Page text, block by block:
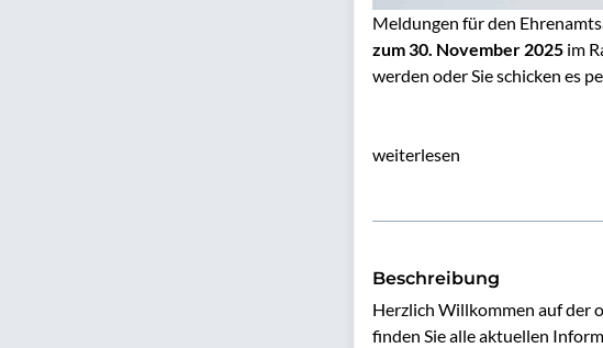
Meldungen für den
zum 30. November 2025 im
werden oder Sie schicken es
weiterlesen
Beschreibung
Herzlich Willkommen auf der
finden Sie alle aktuellen